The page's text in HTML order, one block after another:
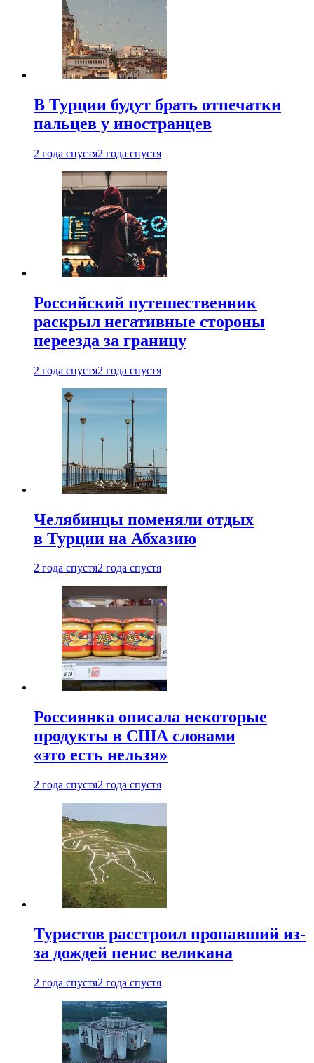
В Турции будут брать отпечатки
пальцев у иностранцев
2 года спустя2 года спустя
Российский путешественник
раскрыл негативные стороны
переезда за границу
2 года спустя2 года спустя
Челябинцы поменяли отдых
в Турции на Абхазию
2 года спустя2 года спустя
Россиянка описала некоторые
продукты в США словами
«это есть нельзя»
2 года спустя2 года спустя
Туристов расстроил пропавший из-
за дождей пенис великана
2 года спустя2 года спустя